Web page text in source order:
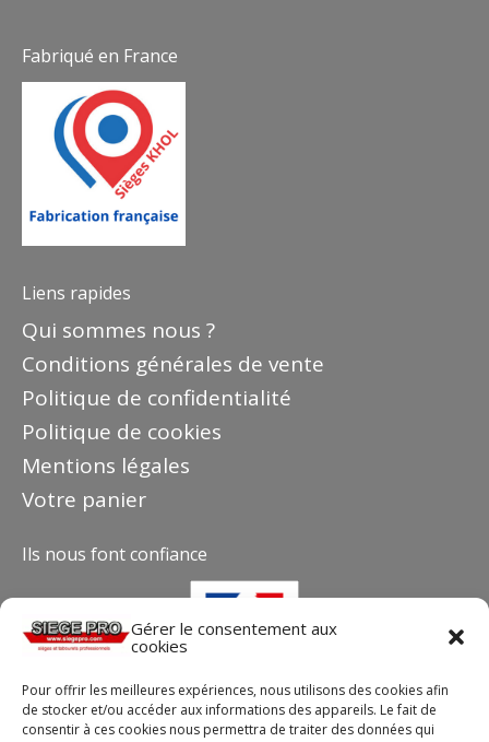
Gérer le consentement aux
cookies
Pour offrir les meilleures expériences, nous utilisons des cookies afin
de stocker et/ou accéder aux informations des appareils. Le fait de
consentir à ces cookies nous permettra de traiter des données qui
Fabriqué en France
Liens rapides
Qui sommes nous ?
Conditions générales de vente
Politique de confidentialité
Politique de cookies
Mentions légales
Votre panier
Ils nous font confiance